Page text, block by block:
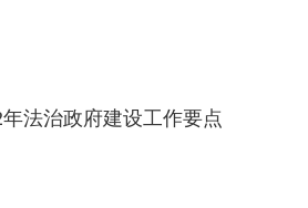
年法治政府建设工作要点